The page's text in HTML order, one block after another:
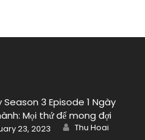
Season 3 Episode 1 Ngày
Mọi thứ để mong đợi
23, 2023 Author
Thu Hoai